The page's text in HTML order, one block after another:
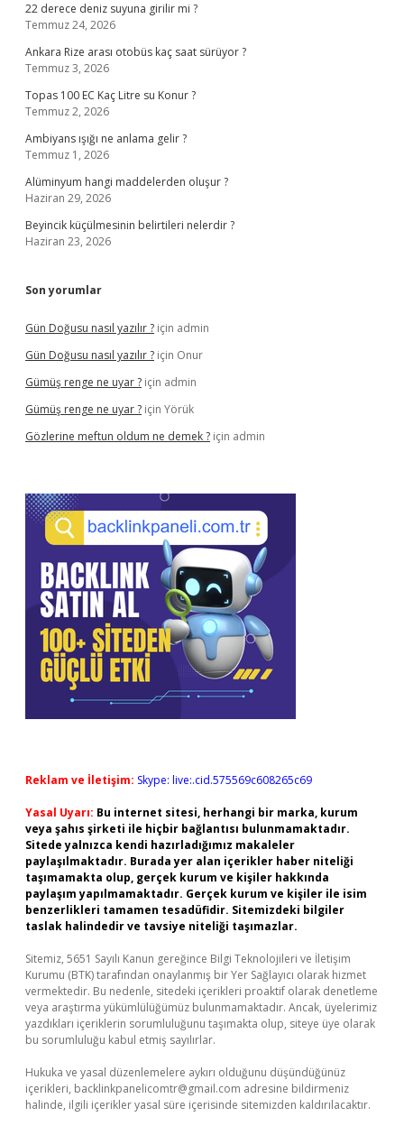
22 derece deniz suyuna girilir mi ?
Temmuz 24, 2026
Ankara Rize arası otobüs kaç saat sürüyor ?
Temmuz 3, 2026
Topas 100 EC Kaç Litre su Konur ?
Temmuz 2, 2026
Ambiyans ışığı ne anlama gelir ?
Temmuz 1, 2026
Alüminyum hangi maddelerden oluşur ?
Haziran 29, 2026
Beyincik küçülmesinin belirtileri nelerdir ?
Haziran 23, 2026
Son yorumlar
Gün Doğusu nasıl yazılır ? için admin
Gün Doğusu nasıl yazılır ? için Onur
Gümüş renge ne uyar ? için admin
Gümüş renge ne uyar ? için Yörük
Gözlerine meftun oldum ne demek ? için admin
Reklam ve İletişim: Skype: live:.cid.575569c608265c69
Yasal Uyarı: Bu internet sitesi, herhangi bir marka, kurum
veya şahıs şirketi ile hiçbir bağlantısı bulunmamaktadır.
Sitede yalnızca kendi hazırladığımız makaleler
paylaşılmaktadır. Burada yer alan içerikler haber niteliği
taşımamakta olup, gerçek kurum ve kişiler hakkında
paylaşım yapılmamaktadır. Gerçek kurum ve kişiler ile isim
benzerlikleri tamamen tesadüfidir. Sitemizdeki bilgiler
taslak halindedir ve tavsiye niteliği taşımazlar.
Sitemiz, 5651 Sayılı Kanun gereğince Bilgi Teknolojileri ve İletişim
Kurumu (BTK) tarafından onaylanmış bir Yer Sağlayıcı olarak hizmet
vermektedir. Bu nedenle, sitedeki içerikleri proaktif olarak denetleme
veya araştırma yükümlülüğümüz bulunmamaktadır. Ancak, üyelerimiz
yazdıkları içeriklerin sorumluluğunu taşımakta olup, siteye üye olarak
bu sorumluluğu kabul etmiş sayılırlar.
Hukuka ve yasal düzenlemelere aykırı olduğunu düşündüğünüz
içerikleri, backlinkpanelicomtr@gmail.com adresine bildirmeniz
halinde, ilgili içerikler yasal süre içerisinde sitemizden kaldırılacaktır.